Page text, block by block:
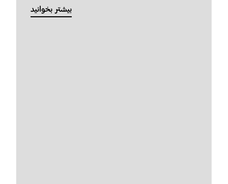
بیشتر بخوانید